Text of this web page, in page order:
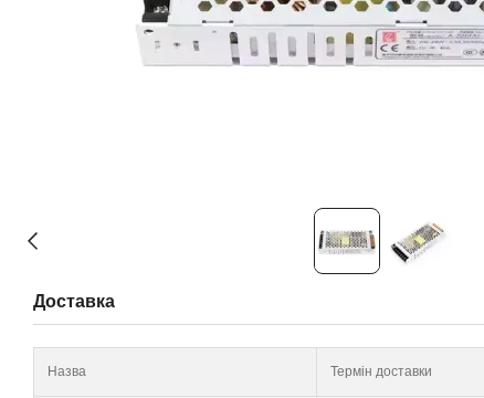
Доставка
Назва Термін доставки